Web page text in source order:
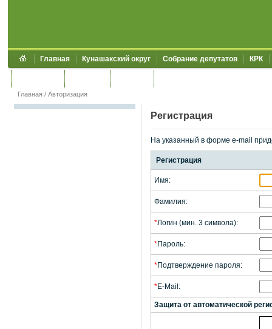
Главная Кунашакский округ Собрание депутатов КРК
Главная / Авторизация
Регистрация
На указанный в форме e-mail
Регистрация
Имя:
Фамилия:
*Логин (мин. 3 символа):
*Пароль:
*Подтверждение пароля:
*E-Mail:
Защита от автоматической